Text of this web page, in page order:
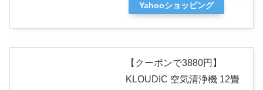
Yahooショッピング
【クーポンで3880円】
KLOUDIC 空気清浄機 12畳